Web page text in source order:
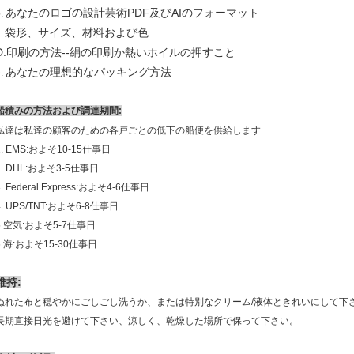
あなたのロゴの設計芸術PDF及びAIのフォーマット
袋形、サイズ、材料および色
印刷の方法--絹の印刷か熱いホイルの押すこと
あなたの理想的なパッキング方法
積みの方法および調達期間:
達は私達の顧客のための各戸ごとの低下の船便を供給します
EMS:およそ10-15仕事日
DHL:およそ3-5仕事日
Federal Express:およそ4-6仕事日
UPS/TNT:およそ6-8仕事日
空気:およそ5-7仕事日
海:およそ15-30仕事日
持:
れた布と穏やかにごしごし洗うか、または特別なクリーム/液体ときれいにして下
期直接日光を避けて下さい、涼しく、乾燥した場所で保って下さい。